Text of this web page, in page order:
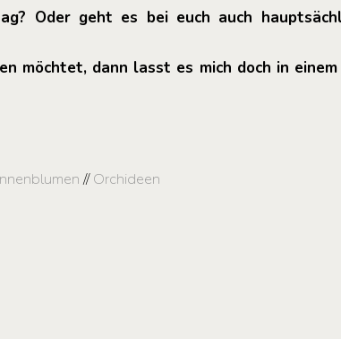
Oder geht es bei euch auch
möchtet, dann lasst es mich doch in
//Orchideen